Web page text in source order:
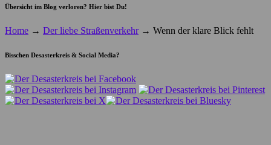
Übersicht im Blog verloren? Hier bist Du!
Home → Der liebe Straßenverkehr → Wenn der klare Blick fehlt
Bisschen Desasterkreis & Social Media?